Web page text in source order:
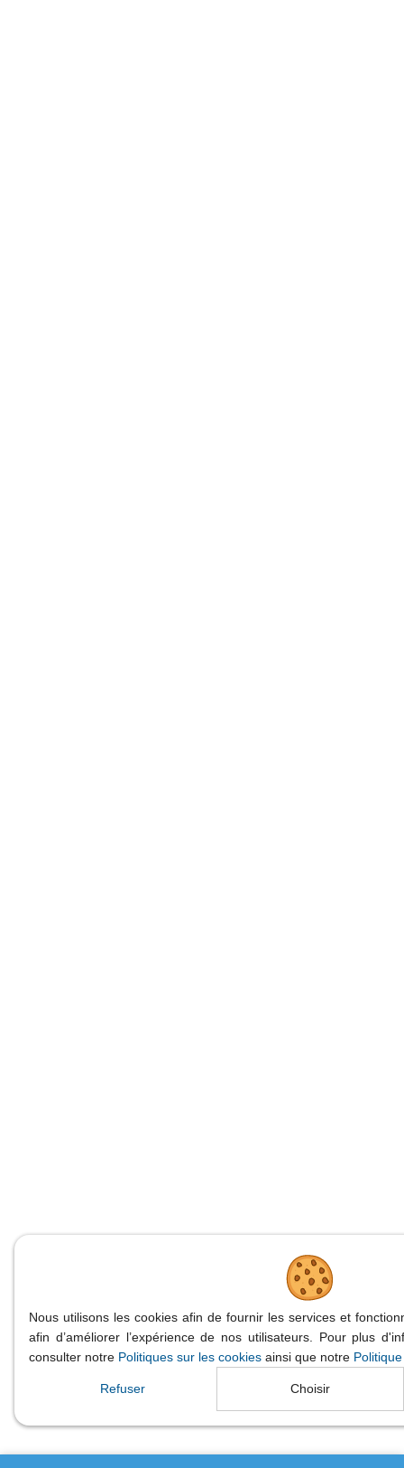
Nous utilisons les cookies afin de fournir les services et
afin d’améliorer l’expérience de nos utilisateurs. Pour plus
consulter notre Politiques sur les cookies ainsi que notre
Refuser Choisir